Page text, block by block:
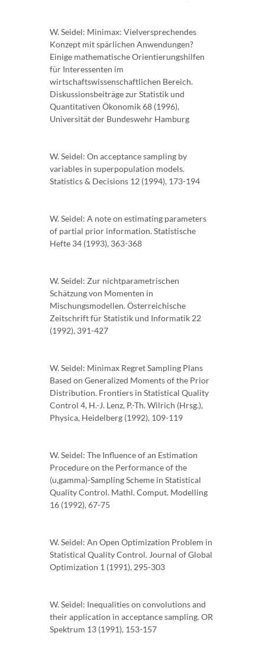
W. Seidel: Minimax: Vielversprechendes
Konzept mit spärlichen Anwendungen?
Einige mathematische Orientierungshilfen
für Interessenten im
wirtschaftswissenschaftlichen Bereich.
Diskussionsbeiträge zur Statistik und
Quantitativen Ökonomik 68 (1996),
Universität der Bundeswehr Hamburg
W. Seidel: On acceptance sampling by
variables in superpopulation models.
Statistics & Decisions 12 (1994), 173-194
W. Seidel: A note on estimating parameters
of partial prior information. Statistische
Hefte 34 (1993), 363-368
W. Seidel: Zur nichtparametrischen
Schätzung von Momenten in
Mischungsmodellen. Österreichische
Zeitschrift für Statistik und Informatik 22
(1992), 391-427
W. Seidel: Minimax Regret Sampling Plans
Based on Generalized Moments of the Prior
Distribution. Frontiers in Statistical Quality
Control 4, H.-J. Lenz, P.-Th. Wilrich (Hrsg.),
Physica, Heidelberg (1992), 109-119
W. Seidel: The Influence of an Estimation
Procedure on the Performance of the
(u,gamma)-Sampling Scheme in Statistical
Quality Control. Mathl. Comput. Modelling
16 (1992), 67-75
W. Seidel: An Open Optimization Problem in
Statistical Quality Control. Journal of Global
Optimization 1 (1991), 295-303
W. Seidel: Inequalities on convolutions and
their application in acceptance sampling. OR
Spektrum 13 (1991), 153-157